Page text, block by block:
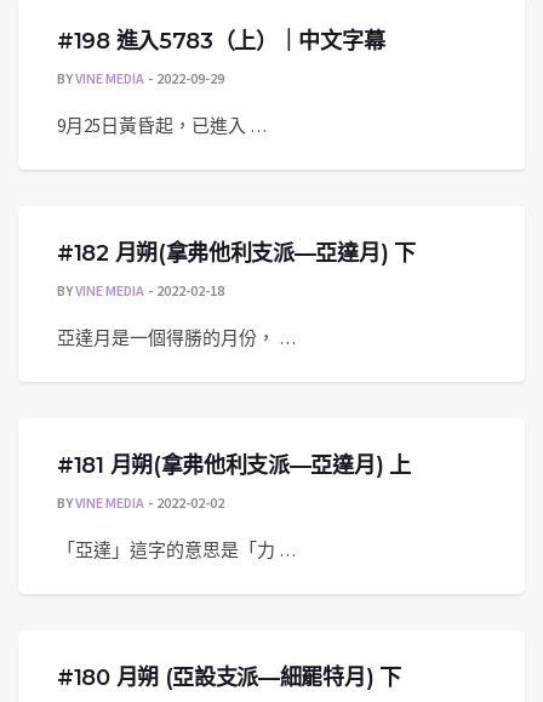
#198 進入5783（上）｜中文字幕
BYVINE MEDIA 2022-09-29
9月25日黃昏起，已進入 …
#182 月朔(拿弗他利支派—亞達月) 下
BYVINE MEDIA 2022-02-18
亞達月是一個得勝的月份， …
#181 月朔(拿弗他利支派—亞達月) 上
BYVINE MEDIA 2022-02-02
「亞達」這字的意思是「力 …
#180 月朔 (亞設支派—細罷特月) 下